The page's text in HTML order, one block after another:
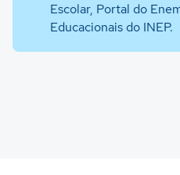
Escolar, Portal do
Educacionais do INEP.